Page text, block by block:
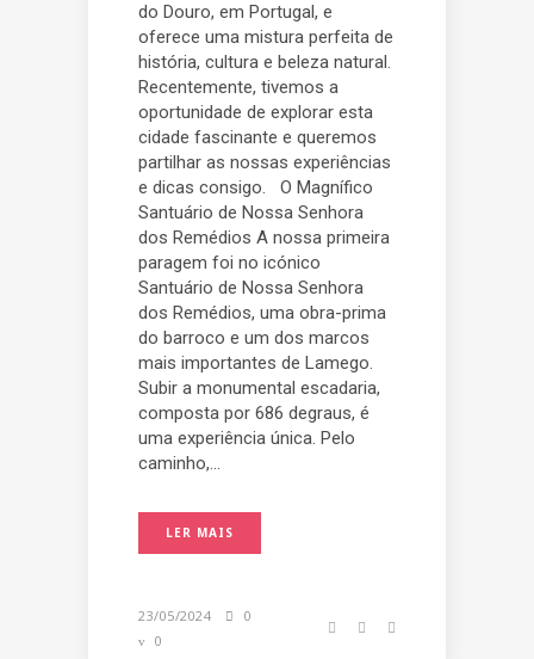
do Douro, em Portugal, e
oferece uma mistura perfeita de
história, cultura e beleza natural.
Recentemente, tivemos a
oportunidade de explorar esta
cidade fascinante e queremos
partilhar as nossas experiências
e dicas consigo. O Magnífico
Santuário de Nossa Senhora
dos Remédios A nossa primeira
paragem foi no icónico
Santuário de Nossa Senhora
dos Remédios, uma obra-prima
do barroco e um dos marcos
mais importantes de Lamego.
Subir a monumental escadaria,
composta por 686 degraus, é
uma experiência única. Pelo
caminho,...
LER MAIS
23/05/2024
0
0